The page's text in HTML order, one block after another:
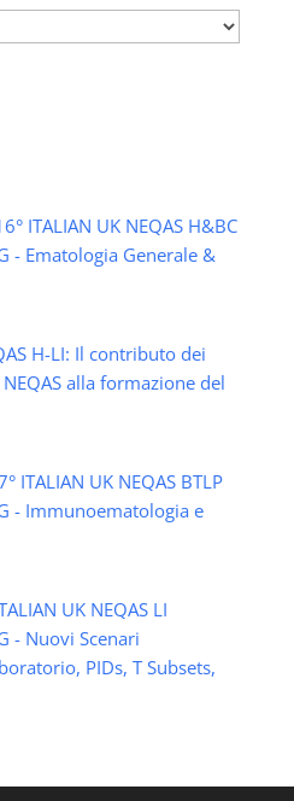
ITALIAN UK NEQAS H&BC
- Ematologia Generale &
H-LI: Il contributo dei
alla formazione del
ITALIAN UK NEQAS BTLP
- Immunoematologia e
UK NEQAS LI
- Nuovi Scenari
PIDs, T Subsets,